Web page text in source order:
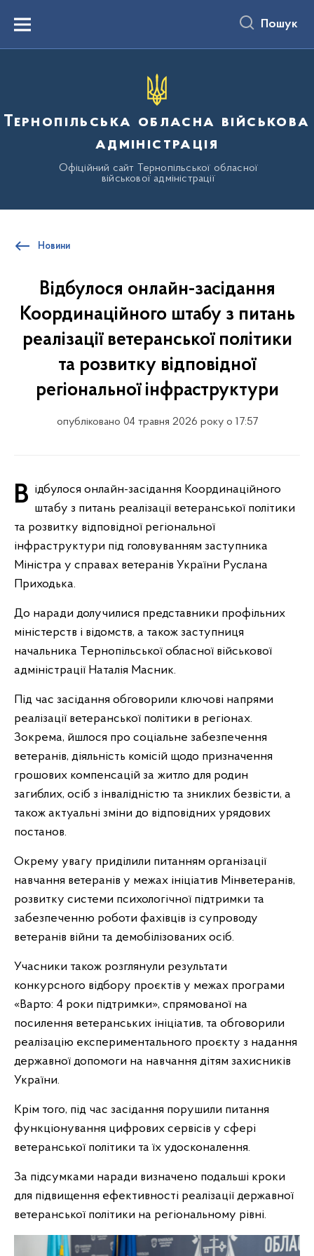
вмістуMenu Пошук
Тернопільська обласна військова
адміністрація
Офіційний сайт Тернопільської обласної
військової адміністрації
Новини
Відбулося онлайн-засідання
Координаційного штабу з питань
реалізації ветеранської політики
та розвитку відповідної
регіональної інфраструктури
опубліковано 04 травня 2026 року о 17:57
Відбулося онлайн-засідання Координаційного штабу з питань реалізації ветеранської політики
та розвитку відповідної регіональної
інфраструктури під головуванням заступника
Міністра у справах ветеранів України Руслана
Приходька.
До наради долучилися представники профільних
міністерств і відомств, а також заступниця
начальника Тернопільської обласної військової
адміністрації Наталія Масник.
Під час засідання обговорили ключові напрями
реалізації ветеранської політики в регіонах.
Зокрема, йшлося про соціальне забезпечення
ветеранів, діяльність комісій щодо призначення
грошових компенсацій за житло для родин
загиблих, осіб з інвалідністю та зниклих безвісти, а
також актуальні зміни до відповідних урядових
постанов.
Окрему увагу приділили питанням організації
навчання ветеранів у межах ініціатив Мінветеранів,
розвитку системи психологічної підтримки та
забезпеченню роботи фахівців із супроводу
ветеранів війни та демобілізованих осіб.
Учасники також розглянули результати
конкурсного відбору проєктів у межах програми
«Варто: 4 роки підтримки», спрямованої на
посилення ветеранських ініціатив, та обговорили
реалізацію експериментального проєкту з надання
державної допомоги на навчання дітям захисників
України.
Крім того, під час засідання порушили питання
функціонування цифрових сервісів у сфері
ветеранської політики та їх удосконалення.
За підсумками наради визначено подальші кроки
для підвищення ефективності реалізації державної
ветеранської політики на регіональному рівні.